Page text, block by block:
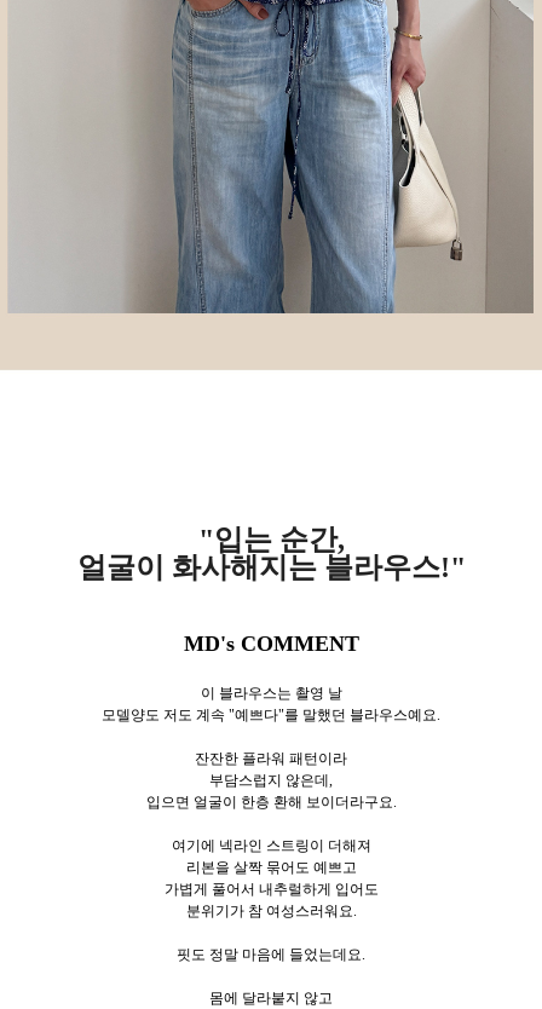
"입는 순간,
얼굴이 화사해지는 블라우스!"
MD's COMMENT
이 블라우스는 촬영 날
모델양도 저도 계속 "예쁘다"를 말했던 블라우스예요.
잔잔한 플라워 패턴이라
부담스럽지 않은데,
입으면 얼굴이 한층 환해 보이더라구요.
여기에 넥라인 스트링이 더해져
리본을 살짝 묶어도 예쁘고
가볍게 풀어서 내추럴하게 입어도
분위기가 참 여성스러워요.
핏도 정말 마음에 들었는데요.
몸에 달라붙지 않고